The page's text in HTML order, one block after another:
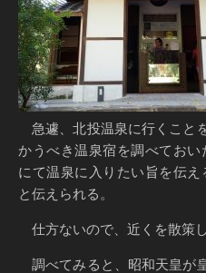
急遽、北投温泉に行くことを決めたので、移動の電車で向
かうべき温泉宿を調べてお
にて温泉に入りたい旨を伝
と伝えられる。
仕方ないので、近くを散策
調べてみると、昭和天皇が